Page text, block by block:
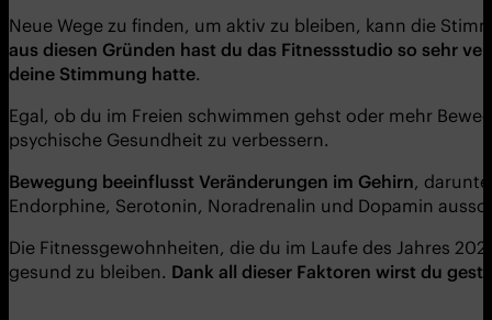
Neue Wege zu finden, um aktiv zu bleiben, kann die
aus diesen Gründen hast du das Fitnessstudio so sehr
deine Stimmung hatte.
Egal, ob du im Freien schwimmen gehst oder mehr
psychische Gesundheit zu verbessern.
Bewegung beeinflusst Veränderungen im Gehirn,
Endorphine, Serotonin, Noradrenalin und Dopamin
Die Fitnessgewohnheiten, die du im Laufe des Jahres
gesund zu bleiben. Dank all dieser Faktoren wirst du